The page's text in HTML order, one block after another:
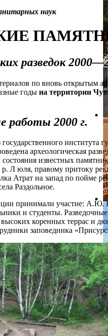
наук
разведок
по вновь открытым
годына территории
работы 2000 г.
института
археологическая
известных
Л юля, правому притоку
Атрат на запад по пойме
Раздольное.
принимали участие: А.Ю.
и студенты.
высоких коренных террас и
заповедника